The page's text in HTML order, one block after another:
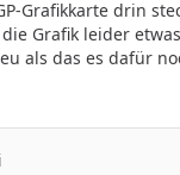
Grafikkarte drin
Grafik leider
als das es dafür